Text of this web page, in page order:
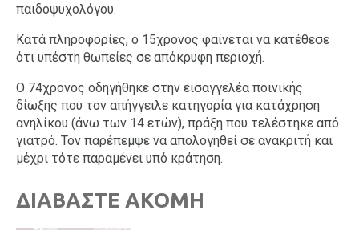
παιδοψυχολόγου.
Κατά πληροφορίες, ο 15χρονος φαίνεται να κατέθεσε
ότι υπέστη θωπείες σε απόκρυφη περιοχή.
Ο 74χρονος οδηγήθηκε στην εισαγγελέα ποινικής
δίωξης που τον απήγγειλε κατηγορία για κατάχρηση
ανηλίκου (άνω των 14 ετών), πράξη που τελέστηκε από
γιατρό. Τον παρέπεμψε να απολογηθεί σε ανακριτή και
μέχρι τότε παραμένει υπό κράτηση.
ΔΙΑΒΑΣΤΕ ΑΚΟΜΗ